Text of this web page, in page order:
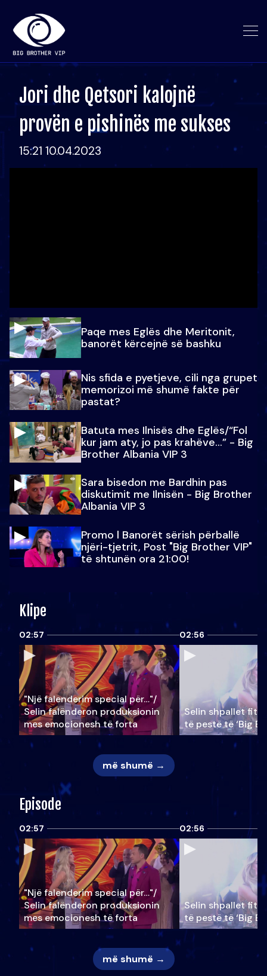
Jori dhe Qetsori kalojnë
provën e pishinës me sukses
15:21 10.04.2023
Paqe mes Eglës dhe Meritonit,
banorët kërcejnë së bashku
Nis sfida e pyetjeve, cili nga grupet
memorizoi më shumë fakte për
pastat?
Batuta mes Ilnisës dhe Eglës/“Fol
kur jam aty, jo pas krahëve…” - Big
Brother Albania VIP 3
Sara bisedon me Bardhin pas
diskutimit me Ilnisën - Big Brother
Albania VIP 3
Promo l Banorët sërish përballë
njëri-tjetrit, Post "Big Brother VIP"
të shtunën ora 21:00!
Klipe
02:57
"Një falenderim special për…"/
Selin falënderon produksionin
mes emocionesh të forta
02:56
Selin shpallet
të pestë të ‘Big
më shumë →
Episode
02:57
"Një falenderim special për…"/
Selin falënderon produksionin
mes emocionesh të forta
02:56
Selin shpallet
të pestë të ‘Big
më shumë →